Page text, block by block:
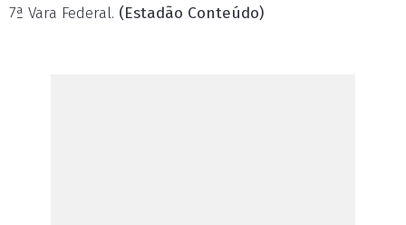
7ª Vara Federal. (Estadão Conteúdo)